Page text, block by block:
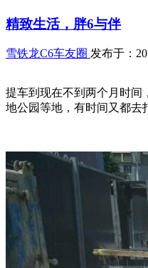
精致生活，胖6与伴
雪铁龙C6车友圈 发布于：
提车到现在不到两个月时间
地公园等地，有时间又都去